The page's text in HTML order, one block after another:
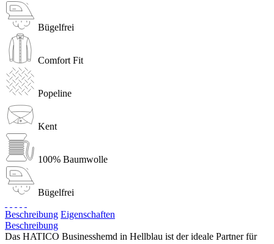
Bügelfrei
Comfort Fit
Popeline
Kent
100% Baumwolle
Bügelfrei
Beschreibung Eigenschaften
Beschreibung
Das HATICO Businesshemd in Hellblau ist der ideale Partner für